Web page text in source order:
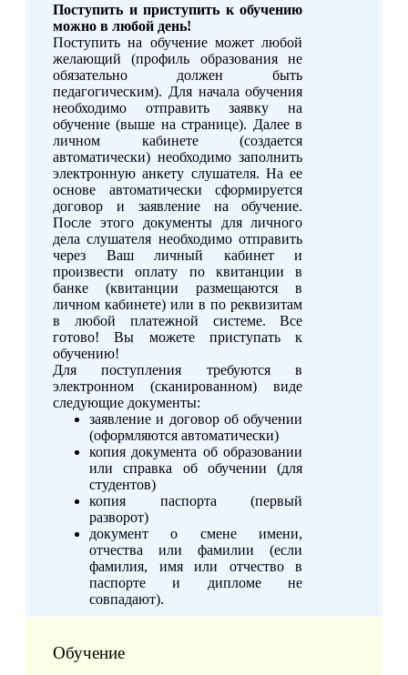
Поступить и приступить к обучению
можно в любой день!
Поступить на обучение может любой
желающий (профиль образования не
обязательно должен быть
педагогическим). Для начала обучения
необходимо отправить заявку на
обучение (выше на странице). Далее в
личном кабинете (создается
автоматически) необходимо заполнить
электронную анкету слушателя. На ее
основе автоматически сформируется
договор и заявление на обучение.
После этого документы для личного
дела слушателя необходимо отправить
через Ваш личный кабинет и
произвести оплату по квитанции в
банке (квитанции размещаются в
личном кабинете) или в по реквизитам
в любой платежной системе. Все
готово! Вы можете приступать к
обучению!
Для поступления требуются в
электронном (сканированном) виде
следующие документы:
заявление и договор об обучении
(оформляются автоматически)
копия документа об образовании
или справка об обучении (для
студентов)
копия паспорта (первый
разворот)
документ о смене имени,
отчества или фамилии (если
фамилия, имя или отчество в
паспорте и дипломе не
совпадают).
Обучение